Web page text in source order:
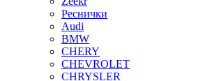
Реснички
Audi
BMW
CHERY
CHEVROLET
CHRYSLER